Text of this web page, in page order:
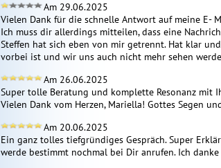
Am 29.06.2025
Vielen Dank für die schnelle Antwort auf meine E-
Ich muss dir allerdings mitteilen, dass eine
Steffen hat sich eben von mir getrennt. Hat klar
vorbei ist und wir uns auch nicht mehr sehen
Am 26.06.2025
Super tolle Beratung und komplette Resonanz mit
Vielen Dank vom Herzen, Mariella! Gottes Segen
Am 20.06.2025
Ein ganz tolles tiefgründiges Gespräch. Super
werde bestimmt nochmal bei Dir anrufen. Ich